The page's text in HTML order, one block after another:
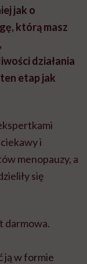
jak o
którą masz
działania
etap jak
i
menopauzy, a
się
darmowa.
ją w formie